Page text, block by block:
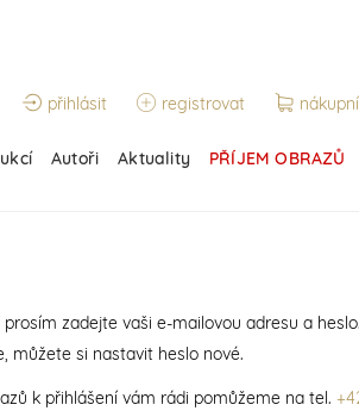
přihlásit registrovat
Autoři Aktuality PŘÍJEM OBRAZŮ
prosím zadejte vaši e-mailovou adresu a
můžete si nastavit heslo nové.
k přihlášení vám rádi pomůžeme na tel.